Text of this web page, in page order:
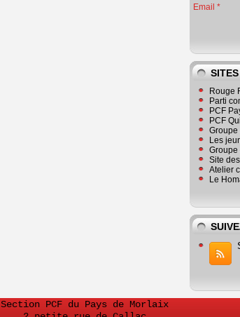
Email
Rouge
Parti
PCF
PCF
Groupe
Les
Groupe
Site
Atelier
Le
Section PCF du Pays de Morlaix